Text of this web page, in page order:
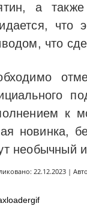
а
что
что
к
новинка,
необычный
22.12.2023 |